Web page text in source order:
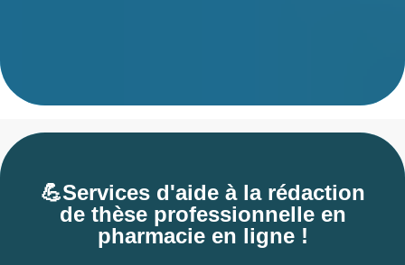
💪Services d'aide à la rédaction
de thèse professionnelle en
pharmacie en ligne !